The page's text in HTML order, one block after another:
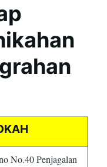
No.40 Penjagalan